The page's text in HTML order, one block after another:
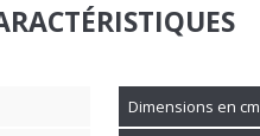
Dimensions en cm